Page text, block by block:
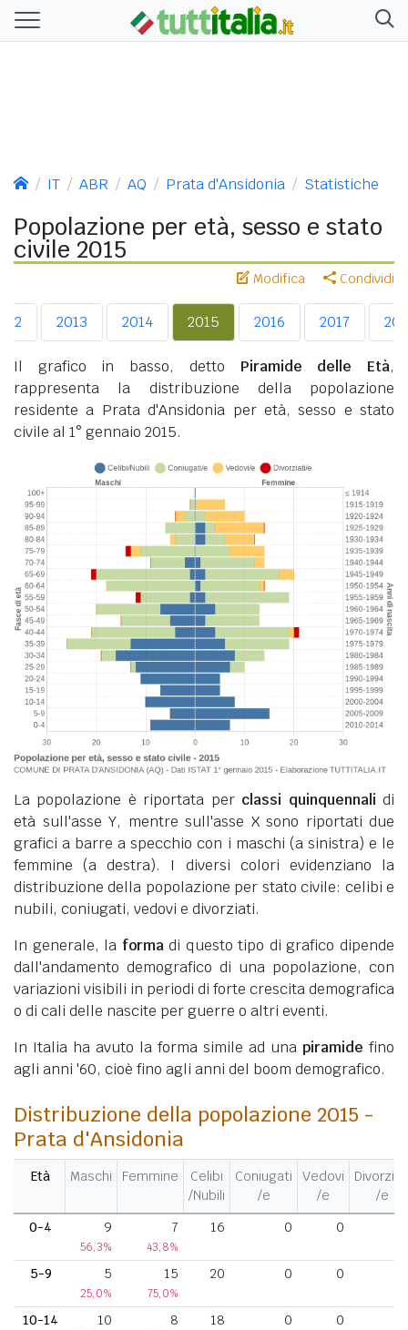
IT ABR AQ Prata d'Ansidonia Statistiche
Popolazione per età, sesso e stato
civile 2015
Modifica Condividi
2013 2014 2015 2016 2017
Il grafico in basso, detto Piramide delle Età,
rappresenta la distribuzione della popolazione
residente a Prata d'Ansidonia per età, sesso e stato
civile al 1° gennaio 2015.
La popolazione è riportata per classi quinquennali di
età sull'asse Y, mentre sull'asse X sono riportati due
grafici a barre a specchio con i maschi (a sinistra) e le
femmine (a destra). I diversi colori evidenziano la
distribuzione della popolazione per stato civile: celibi e
nubili, coniugati, vedovi e divorziati.
In generale, la formadi questo tipo di grafico dipende
dall'andamento demografico di una popolazione, con
variazioni visibili in periodi di forte crescita demografica
o di cali delle nascite per guerre o altri eventi.
In Italia ha avuto la forma simile ad una piramide fino
agli anni '60, cioè fino agli anni del boom demografico.
Distribuzione della popolazione 2015 -
Prata d'Ansidonia
Età Maschi Femmine
Celibi
/Nubili
Coniugati
/e
Vedovi
/e
/e
0-4
9
56,3%
7
43,8%
16 0 0
5-9 5
25,0%
15
75,0%
20 0 0
10-14 10 8 18 0 0